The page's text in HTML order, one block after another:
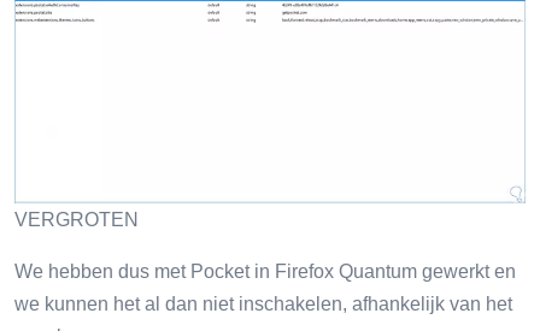
VERGROTEN
We hebben dus met Pocket in Firefox Quantum gewerkt en
we kunnen het al dan niet inschakelen, afhankelijk van het